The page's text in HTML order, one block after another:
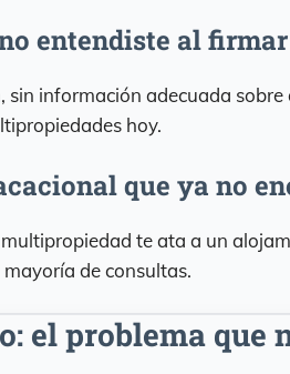
entendiste al firmar
información adecuada
hoy.
que ya no
te ata a un
de consultas.
el problema que